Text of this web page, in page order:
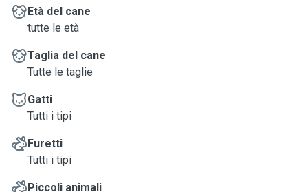
Età del cane
tutte le età
Taglia del cane
Tutte le taglie
Gatti
Tutti i tipi
Furetti
Tutti i tipi
Piccoli animali